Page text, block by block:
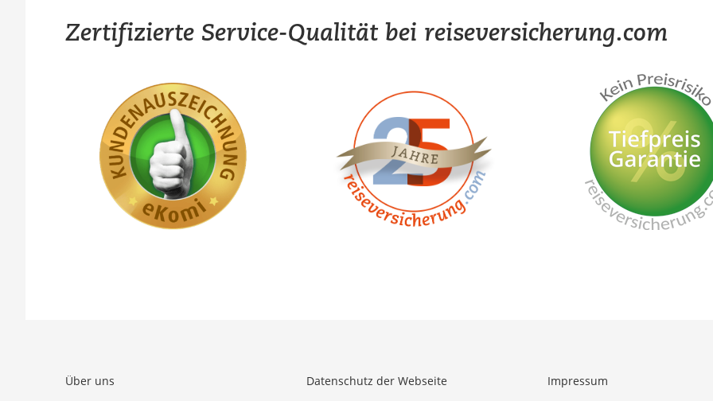
Zertifizierte Service-Qualität bei reiseversicherung.com
Über uns
Datenschutz der Webseite
Impressum